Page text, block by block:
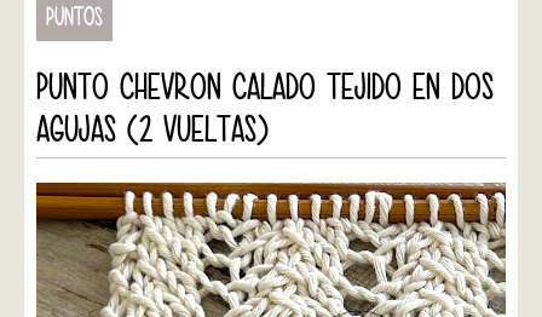
PUNTOS
PUNTO CHEVRON CALADO TEJIDO EN DOS
AGUJAS (2 VUELTAS)